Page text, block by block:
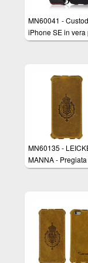
MN60041 -
iPhone SE in vera
nappa nera -
iPhone 5/5s
MN60135 -
MANNA - Pregiata
custodia protettiva
Flip in vera pelle
marrone con
rifinite a mano -
Imbottitura interna
Micro-Pile